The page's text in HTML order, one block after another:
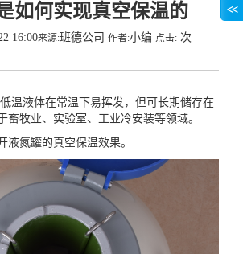
如何实现真空保温的
16:00来源:班德公司 作者:小编 点击: 次
液体在常温下易挥发，但可长期储存在
畜牧业、实验室、工业冷安装等领域。
氮罐的真空保温效果。